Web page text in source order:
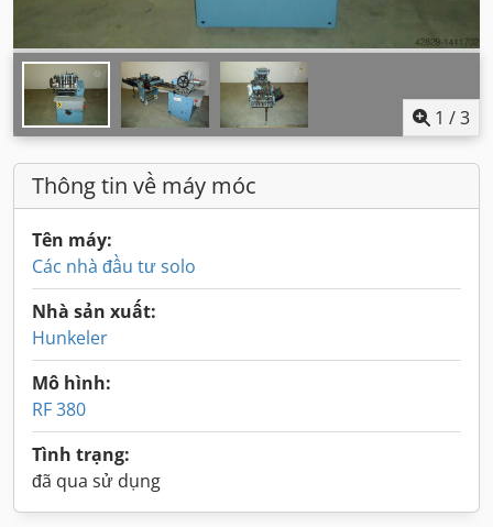
1 /3
Thông tin về máy móc
Tên máy:
Các nhà đầu tư solo
Nhà sản xuất:
Hunkeler
Mô hình:
RF 380
Tình trạng:
đã qua sử dụng